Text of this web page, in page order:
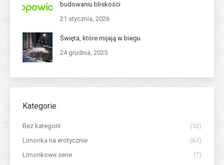
budowaniu bliskości
21 stycznia, 2026
Święta, które mijają w biegu
24 grudnia, 2025
Kategorie
Bez kategorii
(12)
Limonka na erotycznie
(67)
Limonkowe serie
(7)